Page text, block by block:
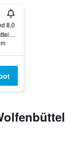
3
8,0
Alter Weg 47, Wolfenbüttel, Niedersachsen, Deutschland